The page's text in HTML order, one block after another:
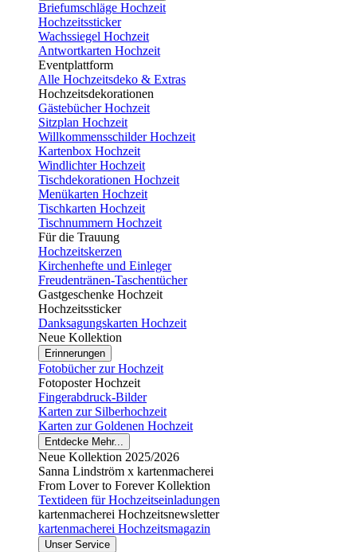
Briefumschläge Hochzeit
Hochzeitssticker
Wachssiegel Hochzeit
Antwortkarten Hochzeit
Eventplattform
Alle Hochzeitsdeko & Extras
Hochzeitsdekorationen
Gästebücher Hochzeit
Sitzplan Hochzeit
Willkommensschilder Hochzeit
Kartenbox Hochzeit
Windlichter Hochzeit
Tischdekorationen Hochzeit
Menükarten Hochzeit
Tischkarten Hochzeit
Tischnummern Hochzeit
Für die Trauung
Hochzeitskerzen
Kirchenhefte und Einleger
Freudentränen-Taschentücher
Gastgeschenke Hochzeit
Hochzeitssticker
Danksagungskarten Hochzeit
Neue Kollektion
Erinnerungen
Fotobücher zur Hochzeit
Fotoposter Hochzeit
Fingerabdruck-Bilder
Karten zur Silberhochzeit
Karten zur Goldenen Hochzeit
Entdecke Mehr...
Neue Kollektion 2025/2026
Sanna Lindström x kartenmacherei
From Lover to Forever Kollektion
Textideen für Hochzeitseinladungen
kartenmacherei Hochzeitsnewsletter
kartenmacherei Hochzeitsmagazin
Unser Service